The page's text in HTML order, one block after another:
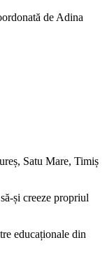
de Adina
Satu Mare, Timiș
și creeze propriul
educaționale din